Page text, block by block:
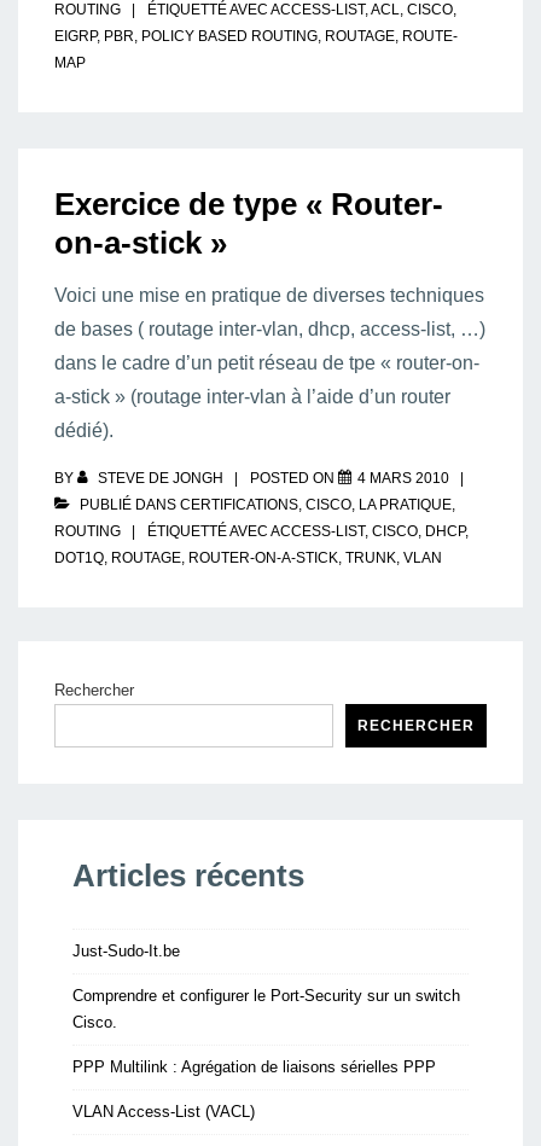
ROUTING
ÉTIQUETTÉ AVEC ACCESS-LIST,ACL, CISCO,
EIGRP, PBR, POLICY BASED ROUTING, ROUTAGE, ROUTE-
MAP
Exercice de type « Router-
on-a-stick »
Voici une mise en pratique de diverses techniques
de bases ( routage inter-vlan, dhcp, access-list, …)
dans le cadre d’un petit réseau de tpe « router-on-
a-stick » (routage inter-vlan à l’aide d’un router
dédié).
BY STEVE DE JONGH POSTED ON
4 MARS 2010
PUBLIÉ DANS CERTIFICATIONS, CISCO, LA PRATIQUE,
ROUTING
ÉTIQUETTÉ AVEC ACCESS-LIST, CISCO, DHCP,
DOT1Q, ROUTAGE, ROUTER-ON-A-STICK, TRUNK, VLAN
Rechercher
RECHERCHER
Articles récents
Just-Sudo-It.be
Comprendre et configurer le Port-Security sur un switch
Cisco.
PPP Multilink : Agrégation de liaisons sérielles PPP
VLAN Access-List (VACL)